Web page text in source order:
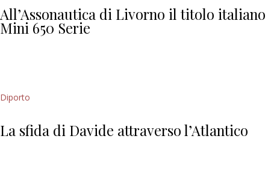
All’Assonautica di Livorno il titolo italiano
Mini 650 Serie
Diporto
La sfida di Davide attraverso l’Atlantico